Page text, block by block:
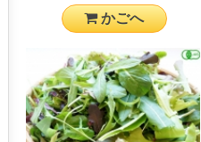
かごへ